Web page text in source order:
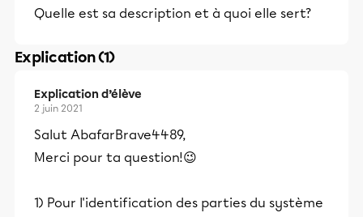
Quelle est sa description et à quoi elle sert?
Explication (1)
Explication d’élève
2 juin 2021
Salut AbafarBrave4489,
Merci pour ta question!😉
1) Pour l'identification des parties du système